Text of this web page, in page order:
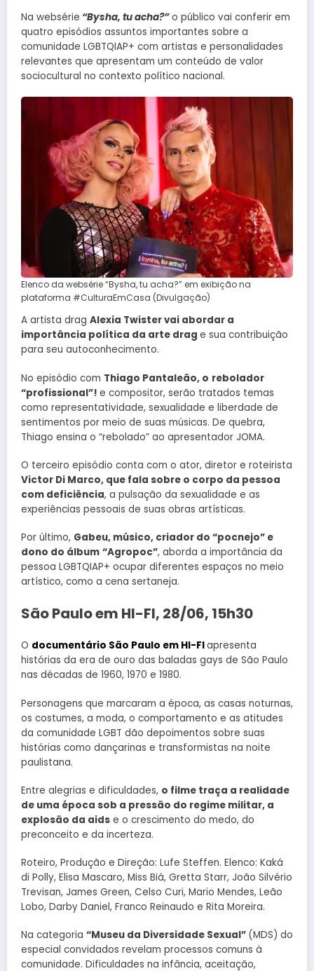
Na websérie “Bysha, tu acha?”o público vai conferir em
quatro episódios assuntos importantes sobre a
comunidade LGBTQIAP+ com artistas e personalidades
relevantes que apresentam um conteúdo de valor
sociocultural no contexto político nacional.
Elenco da websérie “Bysha, tu acha?” em exibição na
plataforma #CulturaEmCasa (Divulgação)
A artista drag Alexia Twister vai abordar a
importância política da arte drag e sua contribuição
para seu autoconhecimento.
No episódio com Thiago Pantaleão, o rebolador
“profissional”! e compositor, serão tratados temas
como representatividade, sexualidade e liberdade de
sentimentos por meio de suas músicas. De quebra,
Thiago ensina o “rebolado” ao apresentador JOMA.
O terceiro episódio conta com o ator, diretor e roteirista
Victor Di Marco, que fala sobre o corpo da pessoa
com deficiência, a pulsação da sexualidade e as
experiências pessoais de suas obras artísticas.
Por último, Gabeu, músico, criador do “pocnejo” e
dono do álbum “Agropoc”, aborda a importância da
pessoa LGBTQIAP+ ocupar diferentes espaços no meio
artístico, como a cena sertaneja.
São Paulo em HI-FI, 28/06, 15h30
O documentário São Paulo em HI-FIapresenta
histórias da era de ouro das baladas gays de São Paulo
nas décadas de 1960, 1970 e 1980.
Personagens que marcaram a época, as casas noturnas,
os costumes, a moda, o comportamento e as atitudes
da comunidade LGBT dão depoimentos sobre suas
histórias como dançarinas e transformistas na noite
paulistana.
Entre alegrias e dificuldades, o filme traça a realidade
de uma época sob a pressão do regime militar, a
explosão da aids e o crescimento do medo, do
preconceito e da incerteza.
Roteiro, Produção e Direção: Lufe Steffen. Elenco: Kaká
di Polly, Elisa Mascaro, Miss Biá, Gretta Starr, João Silvério
Trevisan, James Green, Celso Curi, Mario Mendes, Leão
Lobo, Darby Daniel, Franco Reinaudo e Rita Moreira.
Na categoria “Museu da Diversidade Sexual” (MDS) do
especial convidados revelam processos comuns à
comunidade. Dificuldades na infância, aceitação,